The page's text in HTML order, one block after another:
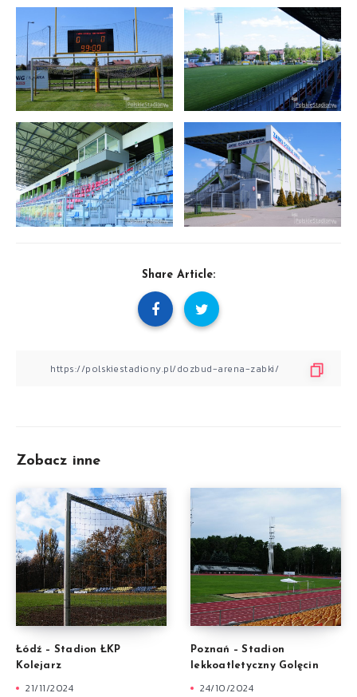
Share Article:
Zobacz inne
Łódź – Stadion ŁKP
Kolejarz
21/11/2024
Poznań – Stadion
lekkoatletyczny Golęcin
24/10/2024